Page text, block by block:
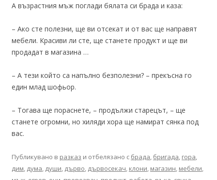
А възрастния мъж поглади бялата си брада и каза:
– Ако сте полезни, ще ви отсекат и от вас ще направят
мебели. Красиви ли сте, ще станете продукт и ще ви
продадат в магазина …
– А тези който са напълно безполезни? – прекъсна го
един млад шофьор.
– Тогава ще пораснете, – продължи старецът, – ще
станете огромни, но хиляди хора ще намират сянка под
вас.
Публикувано в разказ и отбелязано с брада, бригада, гора,
дим, дума, души, дърво, дървосекач, клони, магазин, мебели,